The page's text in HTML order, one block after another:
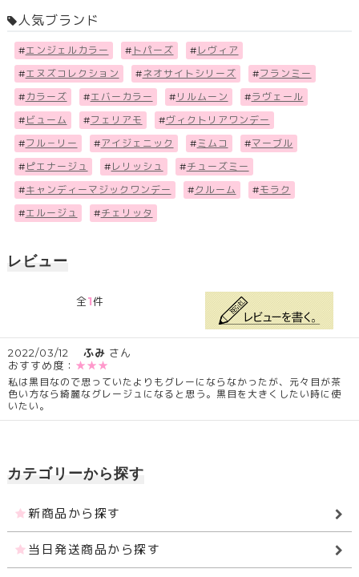
人気ブランド
#エンジェルカラー # トパーズ # レヴィア
#エヌズコレクション #ネオサイトシリーズ #フランミー
# カラーズ #エバーカラー # リルムーン #ラヴェール
# ビューム #フェリアモ #ヴィクトリアワンデー
#フル－リー #アイジェニック #ミムコ #マーブル
# ピエナージュ # レリッシュ #チューズミー
#キャンディーマジックワンデー #クルーム #モラク
#エルージュ #チェリッタ
レビュー
全1件
2022/03/12 ふみ さん
おすすめ度： ★★★
私は黒目なので思っていたよりもグレーにならなかったが、元々目が茶
色い方なら綺麗なグレージュになると思う。黒目を大きくしたい時に使
いたい。
カテゴリーから探す
新商品から探す
当日発送商品から探す